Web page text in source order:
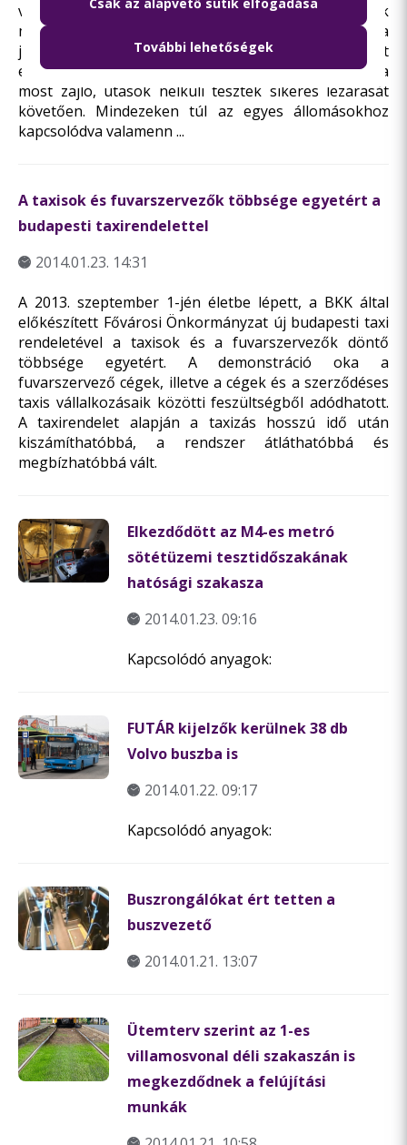
vonal ideiglenes használatbavételi engedélyének
megszerzéséhez az állomásokon kívül a
járműtelephez is meg kellett szerezni a szükséges két
engedélyt, és az alagútnak is meg kell kapnia azt a
most zajló, utasok nélküli tesztek sikeres lezárását
követően. Mindezeken túl az egyes állomásokhoz
kapcsolódva valamenn ...
A taxisok és fuvarszervezők többsége egyetért a
budapesti taxirendelettel
2014.01.23. 14:31
A 2013. szeptember 1-jén életbe lépett, a BKK által
előkészített Fővárosi Önkormányzat új budapesti taxi
rendeletével a taxisok és a fuvarszervezők döntő
többsége egyetért. A demonstráció oka a
fuvarszervező cégek, illetve a cégek és a szerződéses
taxis vállalkozásaik közötti feszültségből adódhatott.
A taxirendelet alapján a taxizás hosszú idő után
kiszámíthatóbbá, a rendszer átláthatóbbá és
megbízhatóbbá vált.
Elkezdődött az M4-es metró
sötétüzemi tesztidőszakának
hatósági szakasza
2014.01.23. 09:16
Kapcsolódó anyagok:
FUTÁR kijelzők kerülnek 38 db
Volvo buszba is
2014.01.22. 09:17
Kapcsolódó anyagok:
Buszrongálókat ért tetten a
buszvezető
2014.01.21. 13:07
Ütemterv szerint az 1-es
villamosvonal déli szakaszán is
megkezdődnek a felújítási
munkák
További lehetőségek